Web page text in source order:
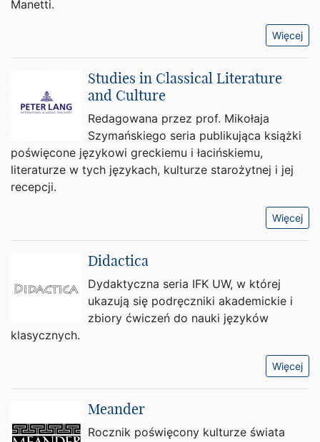
Manetti.
Więcej
Studies in Classical Literature
and Culture
Redagowana przez prof. Mikołaja
Szymańskiego seria publikująca książki
poświęcone językowi greckiemu i łacińskiemu,
literaturze w tych językach, kulturze starożytnej i jej
recepcji.
Więcej
Didactica
Dydaktyczna seria IFK UW, w której
ukazują się podręczniki akademickie i
zbiory ćwiczeń do nauki języków
klasycznych.
Więcej
Meander
Rocznik poświęcony kulturze świata